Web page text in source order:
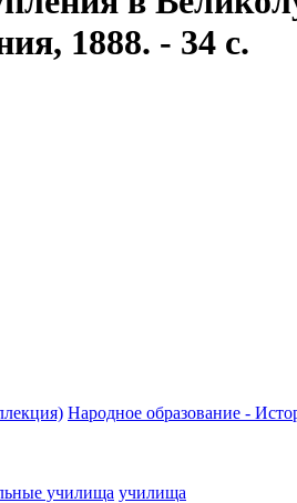
1888. - 34 с.
Народное образование -
училища училища